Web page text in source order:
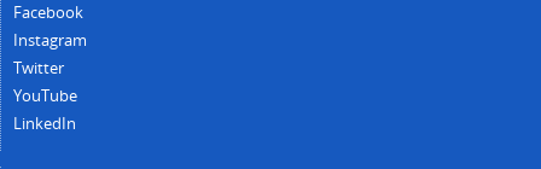
Facebook
Instagram
Twitter
YouTube
LinkedIn